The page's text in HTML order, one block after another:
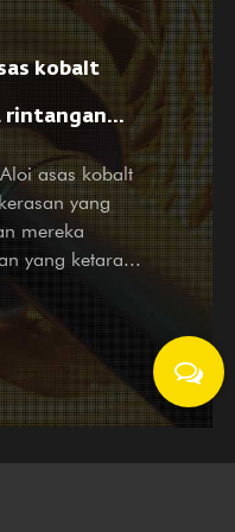
kobalt
rintangan
dalam
asas kobalt
yang
mereka
yang ketara...